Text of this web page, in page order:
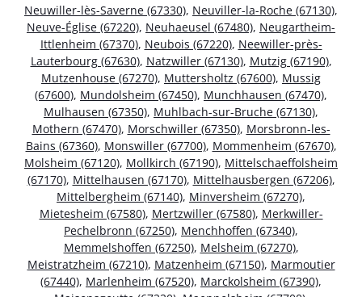
Neuwiller-lès-Saverne (67330), Neuviller-la-Roche (67130),
Neuve-Église (67220), Neuhaeusel (67480), Neugartheim-
Ittlenheim (67370), Neubois (67220), Neewiller-près-
Lauterbourg (67630), Natzwiller (67130), Mutzig (67190),
Mutzenhouse (67270), Muttersholtz (67600), Mussig
(67600), Mundolsheim (67450), Munchhausen (67470),
Mulhausen (67350), Muhlbach-sur-Bruche (67130),
Mothern (67470), Morschwiller (67350), Morsbronn-les-
Bains (67360), Monswiller (67700), Mommenheim (67670),
Molsheim (67120), Mollkirch (67190), Mittelschaeffolsheim
(67170), Mittelhausen (67170), Mittelhausbergen (67206),
Mittelbergheim (67140), Minversheim (67270),
Mietesheim (67580), Mertzwiller (67580), Merkwiller-
Pechelbronn (67250), Menchhoffen (67340),
Memmelshoffen (67250), Melsheim (67270),
Meistratzheim (67210), Matzenheim (67150), Marmoutier
(67440), Marlenheim (67520), Marckolsheim (67390),